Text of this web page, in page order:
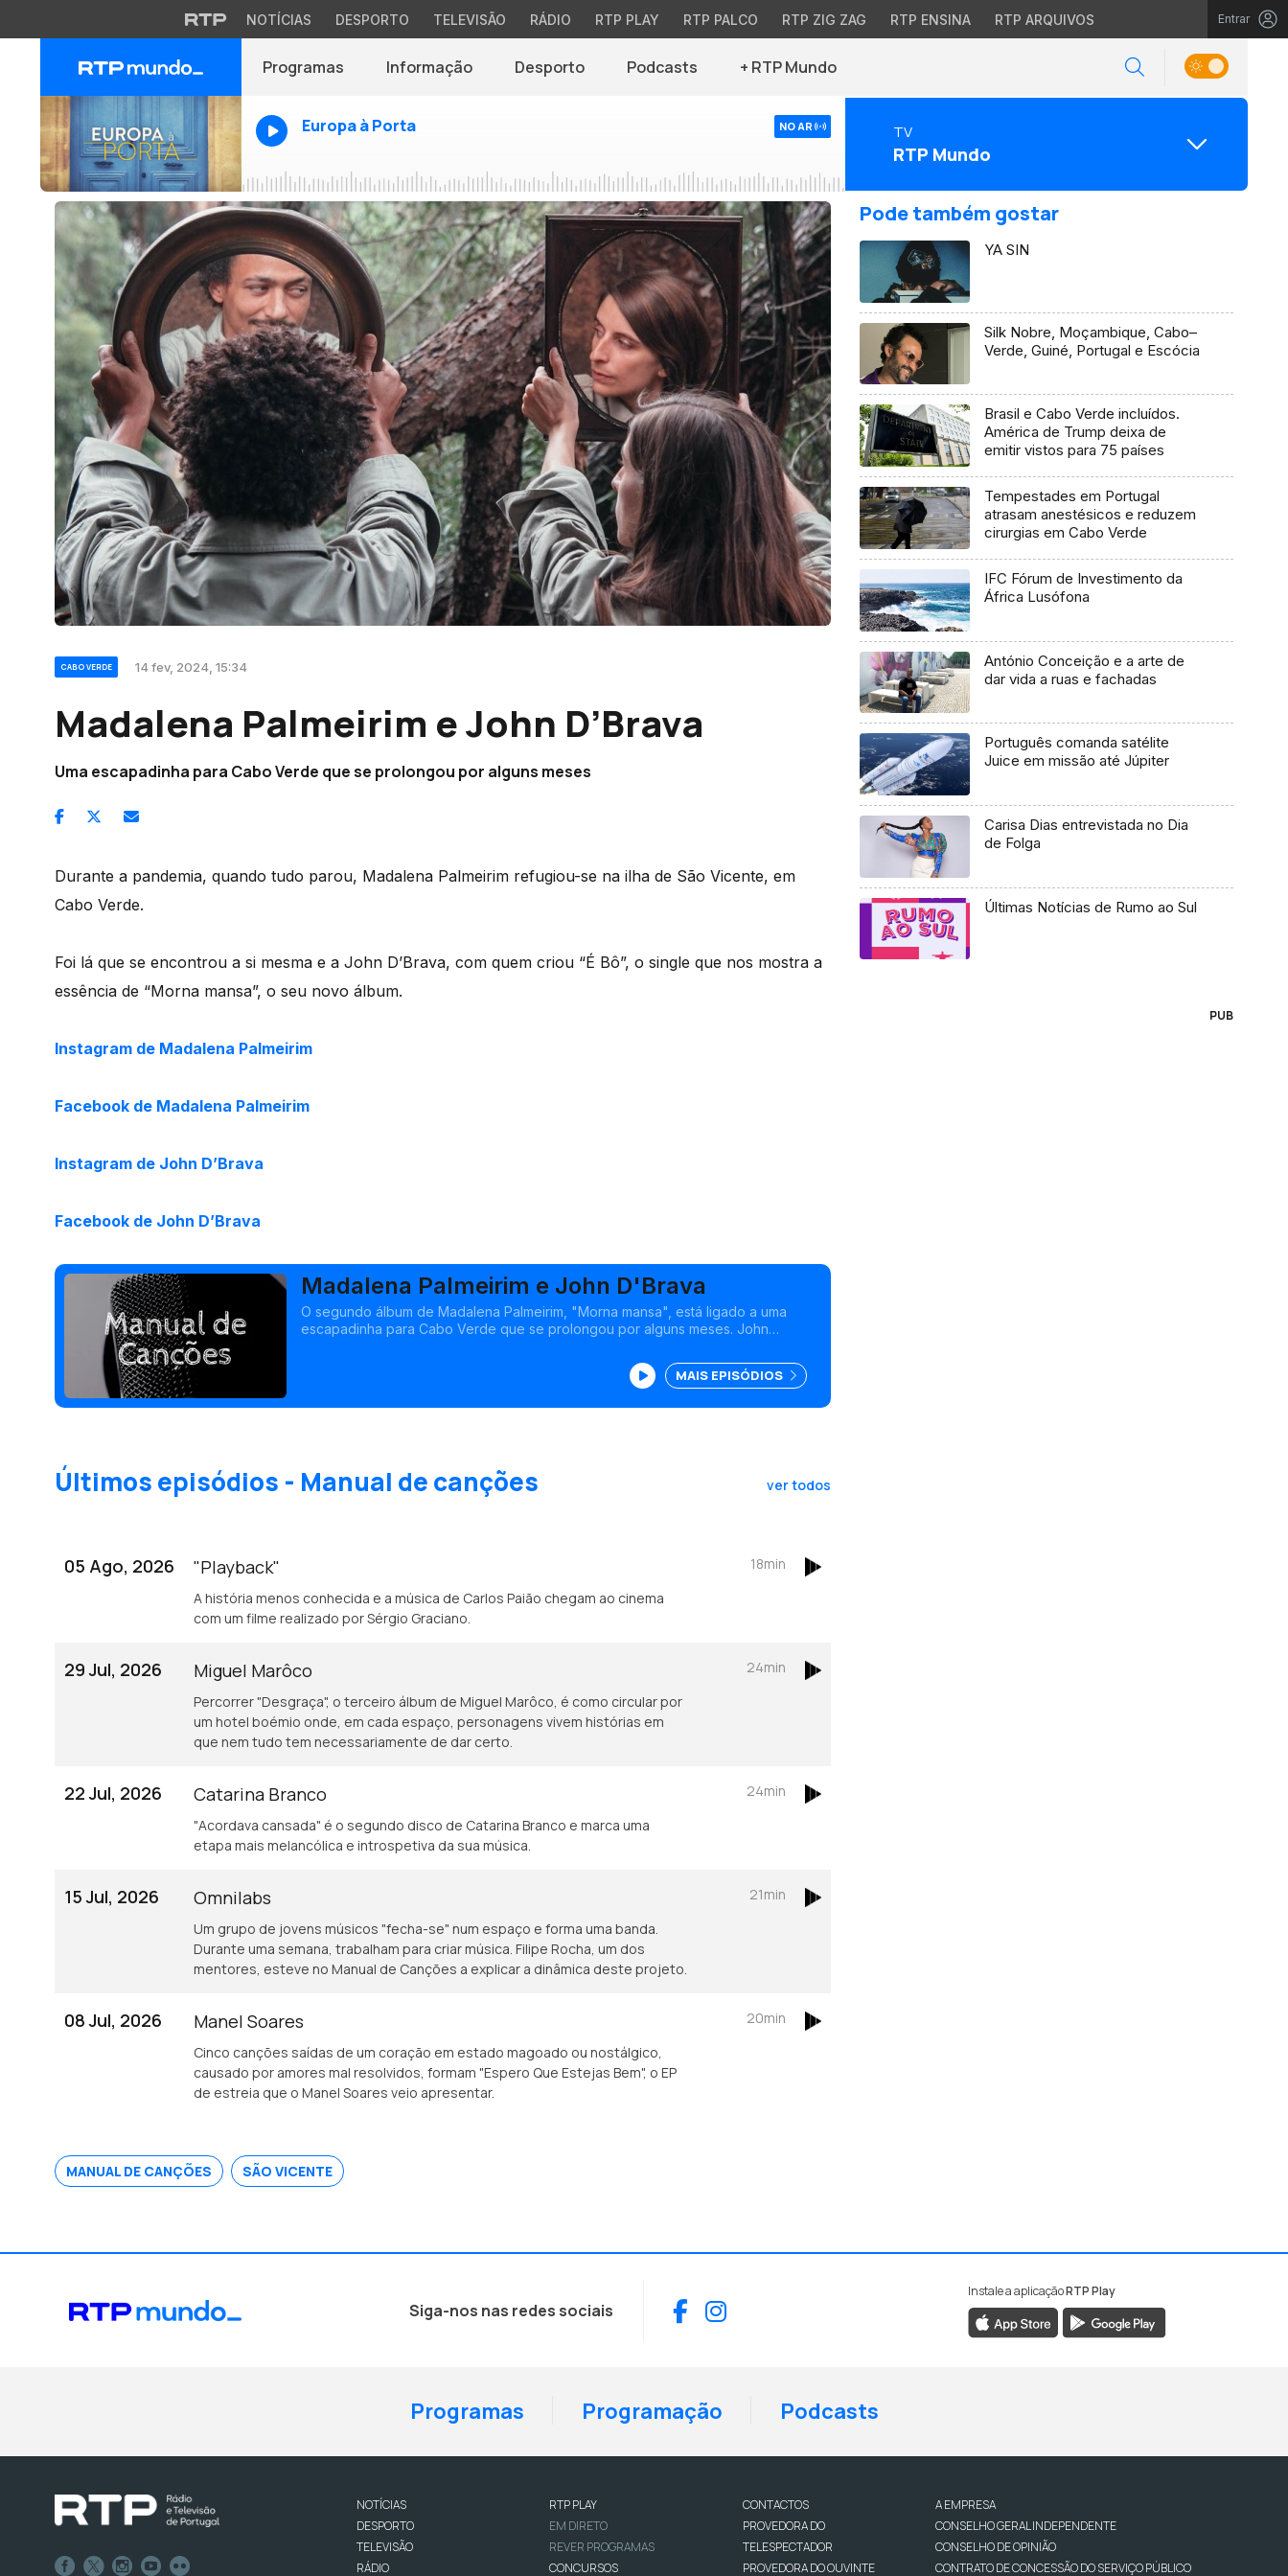
NOTÍCIAS DESPORTO TELEVISÃO RÁDIO RTP PLAY RTP PALCO RTP ZIG ZAG RTP ENSINA RTP ARQUIVOS Entrar
Programas Informação Desporto Podcasts + RTP Mundo
Europa à Porta NO AR TV
RTP Mundo
CABO VERDE 14 fev, 2024, 15:34
Madalena Palmeirim e John D’Brava
Uma escapadinha para Cabo Verde que se prolongou por alguns meses
Durante a pandemia, quando tudo parou, Madalena Palmeirim refugiou-se na ilha de São Vicente, em
Cabo Verde.
Foi lá que se encontrou a si mesma e a John D’Brava, com quem criou “É Bô”, o single que nos mostra a
essência de “Morna mansa”, o seu novo álbum.
Instagram de Madalena Palmeirim
Facebook de Madalena Palmeirim
Instagram de John D’Brava
Facebook de John D’Brava
Madalena Palmeirim e John D'Brava
O segundo álbum de Madalena Palmeirim, "Morna mansa", está ligado a uma
escapadinha para Cabo Verde que se prolongou por alguns meses. John
MAIS EPISÓDIOS
Últimos episódios - Manual de canções ver todos
05 Ago, 2026 "Playback"
A história menos conhecida e a música de Carlos Paião chegam ao cinema
com um filme realizado por Sérgio Graciano.
18min
29 Jul, 2026 Miguel Marôco
Percorrer "Desgraça", o terceiro álbum de Miguel Marôco, é como circular por
um hotel boémio onde, em cada espaço, personagens vivem histórias em
que nem tudo tem necessariamente de dar certo.
24min
22 Jul, 2026 Catarina Branco
"Acordava cansada" é o segundo disco de Catarina Branco e marca uma
etapa mais melancólica e introspetiva da sua música.
24min
15 Jul, 2026 Omnilabs
Um grupo de jovens músicos "fecha-se" num espaço e forma uma banda.
Durante uma semana, trabalham para criar música. Filipe Rocha, um dos
mentores, esteve no Manual de Canções a explicar a dinâmica deste projeto.
21min
08 Jul, 2026 Manel Soares
Cinco canções saídas de um coração em estado magoado ou nostálgico,
causado por amores mal resolvidos, formam "Espero Que Estejas Bem", o EP
de estreia que o Manel Soares veio apresentar.
20min
MANUAL DE CANÇÕES SÃO VICENTE
Pode também gostar
YA SIN
Silk Nobre, Moçambique, Cabo–
Verde, Guiné, Portugal e Escócia
Brasil e Cabo Verde incluídos.
América de Trump deixa de
emitir vistos para 75 países
Tempestades em Portugal
atrasam anestésicos e reduzem
cirurgias em Cabo Verde
IFC Fórum de Investimento da
África Lusófona
António Conceição e a arte de
dar vida a ruas e fachadas
Português comanda satélite
Juice em missão até Júpiter
Carisa Dias entrevistada no Dia
de Folga
Últimas Notícias de Rumo ao Sul
PUB
Siga-nos nas redes sociais Facebook
Instagram
Instale a aplicaçãoRTP Play
Programas Programação Podcasts
NOTÍCIAS
DESPORTO
TELEVISÃO
RÁDIO
RTP PLAY
EM DIRETO
REVER PROGRAMAS
CONCURSOS
CONTACTOS
PROVEDORA DO
TELESPECTADOR
PROVEDORA DO OUVINTE
A EMPRESA
CONSELHO GERAL INDEPENDENTE
CONSELHO DE OPINIÃO
CONTRATO DE CONCESSÃO DO SERVIÇO PÚBLICO